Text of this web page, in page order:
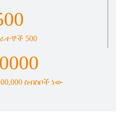
500
0000
ስብስቦች ነው